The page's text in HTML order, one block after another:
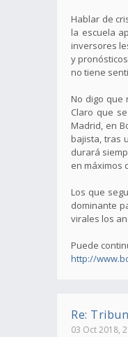
Hablar de
la escuela
inversores
y
no tiene
No digo que
Claro que
Madrid, en
bajista, tras
durará
en máximos
Los que
dominante
virales los
Puede
http://
Re:
03 Oct 2018,